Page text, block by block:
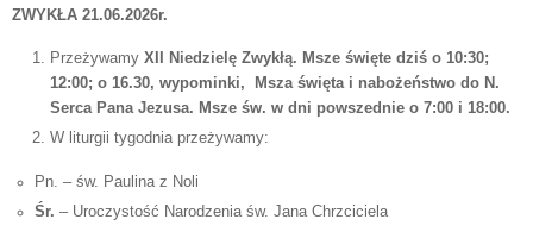
ZWYKŁA 21.06.2026r.
Przeżywamy XII Niedzielę Zwykłą. Msze święte dziś o 10:30;
12:00; o 16.30, wypominki, Msza święta i nabożeństwo do N.
Serca Pana Jezusa. Msze św. w dni powszednie o 7:00 i 18:00.
W liturgii tygodnia przeżywamy:
Pn. – św. Paulina z Noli
Śr. – Uroczystość Narodzenia św. Jana Chrzciciela